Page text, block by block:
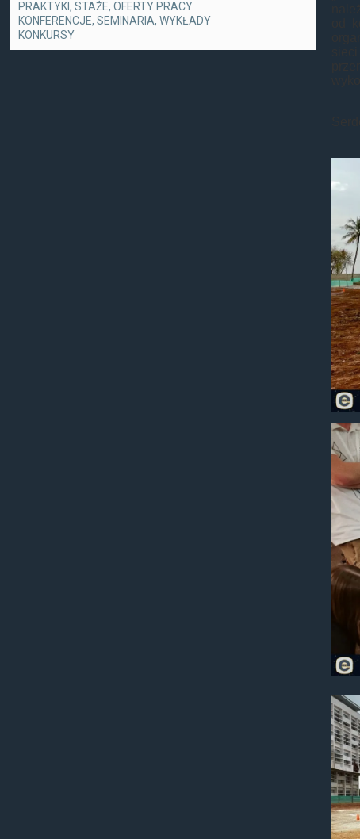
PRAKTYKI, STAŻE, OFERTY PRACY
KONFERENCJE, SEMINARIA, WYKŁADY
KONKURSY